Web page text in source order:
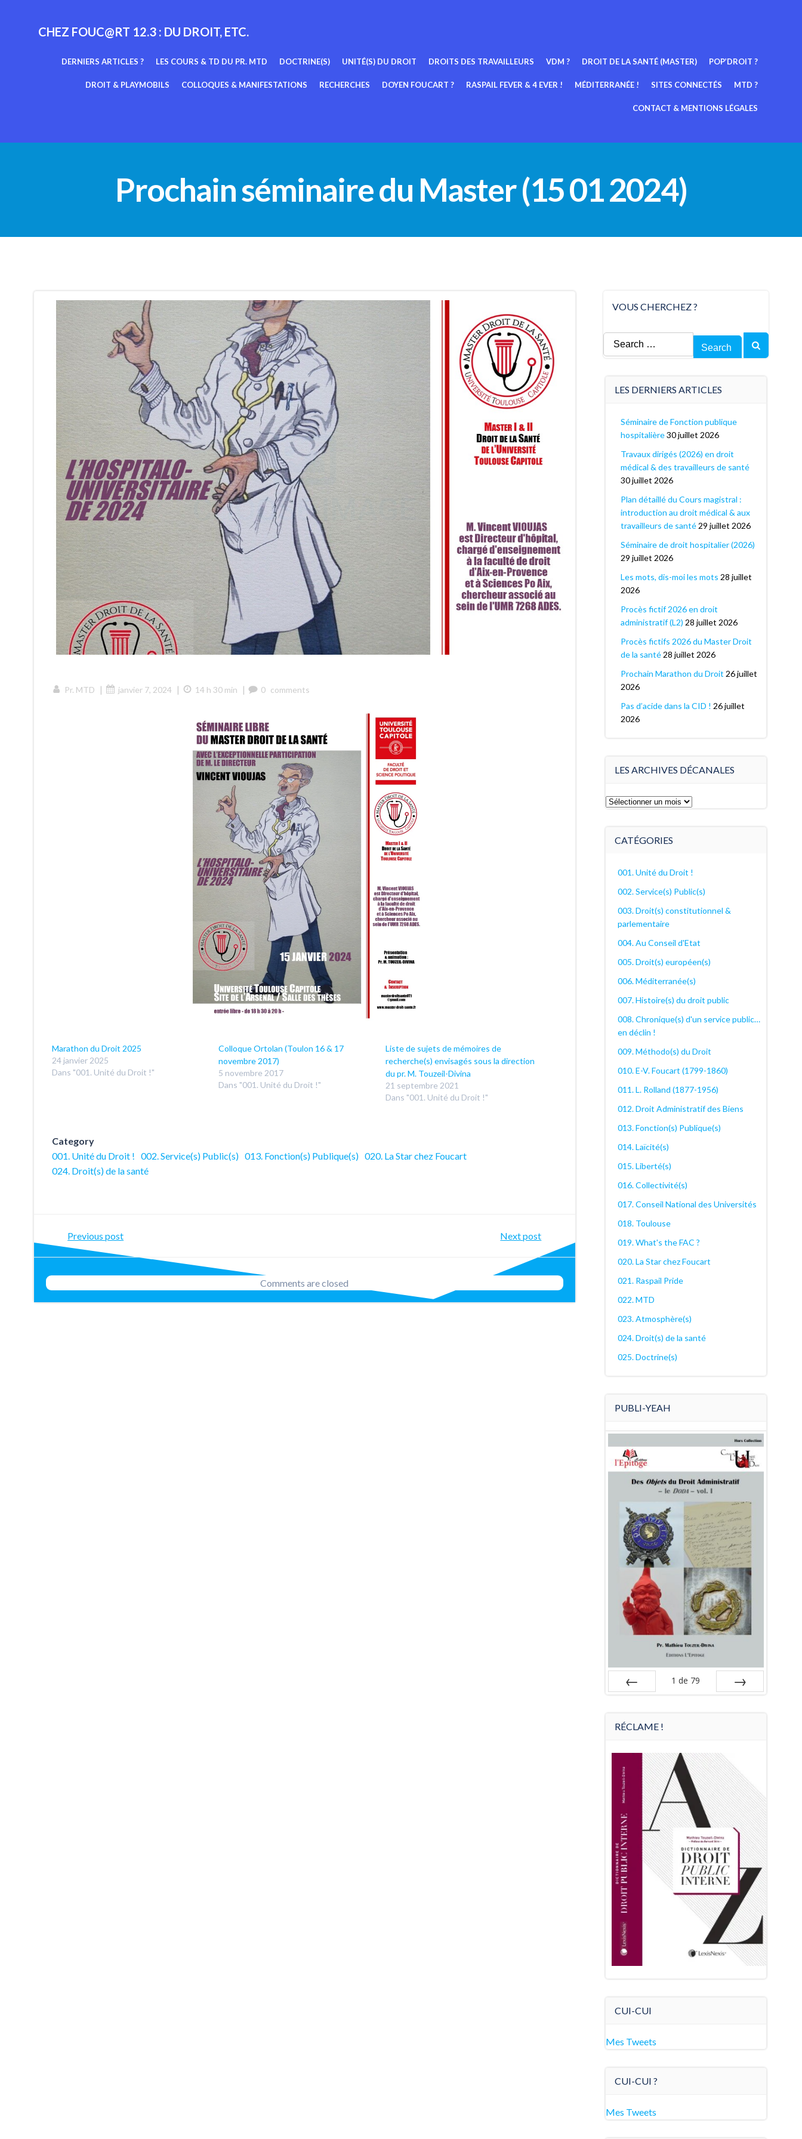
CHEZ FOUC@RT 12.3 : DU DROIT, ETC.
DERNIERS ARTICLES ? LES COURS & TD DU PR. MTD DOCTRINE(S) UNITÉ(S) DU DROIT DROITS DES TRAVAILLEURS VDM ? DROIT DE LA SANTÉ (MASTER) POP’DROIT ?
DROIT & PLAYMOBILS COLLOQUES & MANIFESTATIONS RECHERCHES DOYEN FOUCART ? RASPAIL FEVER & 4 EVER ! MÉDITERRANÉE ! SITES CONNECTÉS MTD ?
CONTACT & MENTIONS LÉGALES
Prochain séminaire du Master (15 01 2024)
Pr. MTD | janvier 7, 2024 | 14 h 30 min | 0 comments
Marathon du Droit 2025
24 janvier 2025
Dans "001. Unité du Droit !"
Colloque Ortolan (Toulon 16 & 17
novembre 2017)
5 novembre 2017
Dans "001. Unité du Droit !"
Liste de sujets de mémoires de
recherche(s) envisagés sous la direction
du pr. M. Touzeil-Divina
21 septembre 2021
Dans "001. Unité du Droit !"
Category
001. Unité du Droit ! 002. Service(s) Public(s) 013. Fonction(s) Publique(s) 020. La Star chez Foucart
024. Droit(s) de la santé
Post
navigation
Previous post
Post
navigation
Next post
Comments are closed
VOUS CHERCHEZ ?
Search
for:
LES DERNIERS ARTICLES
Séminaire de Fonction publique
hospitalière 30 juillet 2026
Travaux dirigés (2026) en droit
médical & des travailleurs de santé
30 juillet 2026
Plan détaillé du Cours magistral :
introduction au droit médical & aux
travailleurs de santé 29 juillet 2026
Séminaire de droit hospitalier (2026)
29 juillet 2026
Les mots, dis-moi les mots 28 juillet
2026
Procès fictif 2026 en droit
administratif (L2) 28 juillet 2026
Procès fictifs 2026 du Master Droit
de la santé 28 juillet 2026
Prochain Marathon du Droit 26 juillet
2026
Pas d’acide dans la CID ! 26 juillet
2026
LES ARCHIVES DÉCANALES
Les
CATÉGORIES
001. Unité du Droit !
002. Service(s) Public(s)
003. Droit(s) constitutionnel &
parlementaire
004. Au Conseil d'Etat
005. Droit(s) européen(s)
006. Méditerranée(s)
007. Histoire(s) du droit public
008. Chronique(s) d'un service public…
en déclin !
009. Méthodo(s) du Droit
010. E-V. Foucart (1799-1860)
011. L. Rolland (1877-1956)
012. Droit Administratif des Biens
013. Fonction(s) Publique(s)
014. Laïcité(s)
015. Liberté(s)
016. Collectivité(s)
017. Conseil National des Universités
018. Toulouse
019. What's the FAC ?
020. La Star chez Foucart
021. Raspail Pride
022. MTD
023. Atmosphère(s)
024. Droit(s) de la santé
025. Doctrine(s)
PUBLI-YEAH
1 de 79
RÉCLAME !
CUI-CUI
Mes Tweets
CUI-CUI ?
Mes Tweets